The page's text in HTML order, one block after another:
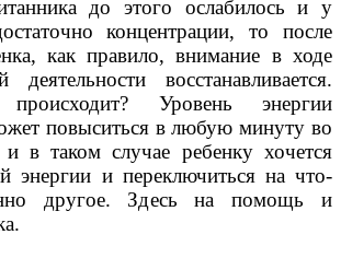
до этого ослабилось и у
концентрации, то после
как правило, внимание в ходе
деятельности восстанавливается.
Уровень энергии
повыситься в любую минуту во
и в таком случае ребенку хочется
энергии и переключиться на что-
другое. Здесь на помощь и